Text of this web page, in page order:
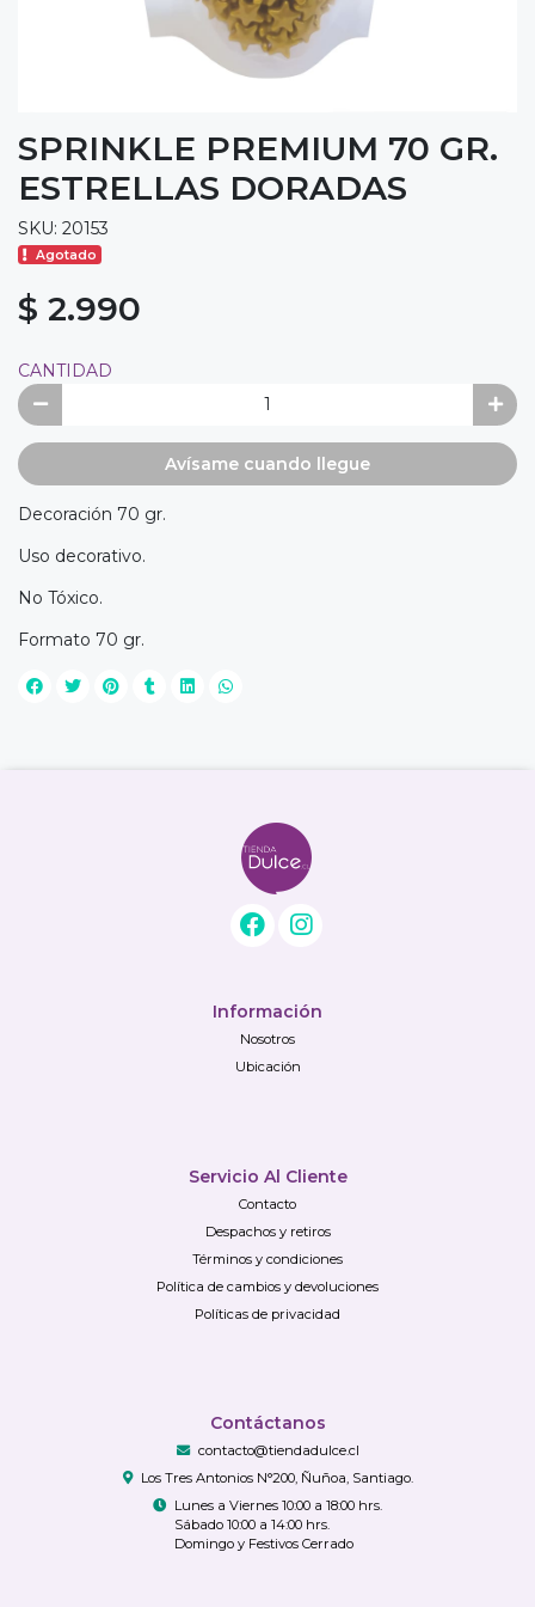
SPRINKLE PREMIUM 70 GR.
ESTRELLAS DORADAS
SKU: 20153
Agotado
$ 2.990
CANTIDAD
Avísame cuando llegue
Decoración 70 gr.
Uso decorativo.
No Tóxico.
Formato 70 gr.
Información
Nosotros
Ubicación
Servicio Al Cliente
Contacto
Despachos y retiros
Términos y condiciones
Política de cambios y devoluciones
Políticas de privacidad
Contáctanos
contacto@tiendadulce.cl
Los Tres Antonios N°200, Ñuñoa, Santiago.
Lunes a Viernes 10:00 a 18:00 hrs.
Sábado 10:00 a 14:00 hrs.
Domingo y Festivos Cerrado